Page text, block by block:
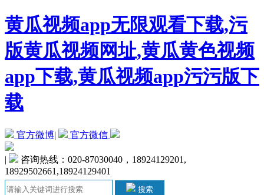
黄瓜视频app无限观看下载,污
版黄瓜视频网址,黄瓜黄色视频
app下载,黄瓜视频app污污版下
载
官方微博| 官方微信
|
咨询热线：020-87030040，18924129201,
18929502661,18924129401
搜索